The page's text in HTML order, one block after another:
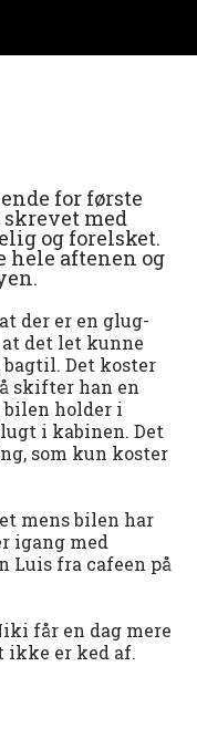
for første
med
og forelsket.
hele aftenen og
der er en glug-
det let kunne
Det koster
skifter han en
holder i
i kabinen. Det
som kun koster
mens bilen har
igang med
Luis fra cafeen på
får en dag mere
ikke er ked af.